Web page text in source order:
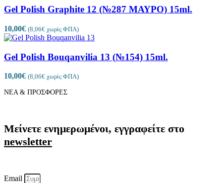
Gel Polish Graphite 12 (№287 ΜΑΥΡΟ) 15ml.
10,00€ (8,06€ χωρίς ΦΠΑ)
Gel Polish Bouqanvilia 13 (№154) 15ml.
10,00€ (8,06€ χωρίς ΦΠΑ)
ΝΕΑ & ΠΡΟΣΦΟΡΕΣ
Μείνετε ενημερωμένοι, εγγραφείτε στο
newsletter
Email